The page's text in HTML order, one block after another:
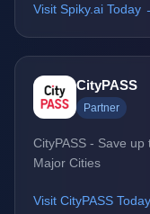
Visit Spiky.ai Today
CityPASS
Partner
CityPASS - Save up
Major Cities
Visit CityPASS